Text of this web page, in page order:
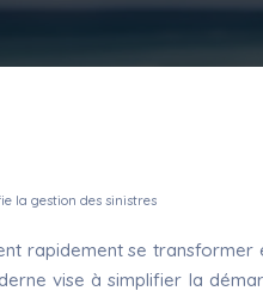
la gestion des sinistres
rapidement se
vise à simplifier la